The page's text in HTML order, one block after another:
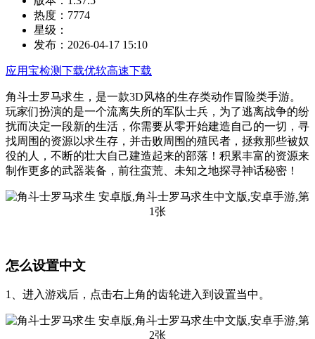
热度： 7774
星级：
发布： 2026-04-17 15:10
应用宝检测下载优软高速下载
角斗士罗马求生，是一款3D风格的生存类动作冒险类手游。
玩家们扮演的是一个流离失所的军队士兵，为了逃离战争的纷
扰而决定一段新的生活，你需要从零开始建造自己的一切，寻
找周围的资源以求生存，并击败周围的殖民者，拯救那些被奴
役的人，不断的壮大自己建造起来的部落！积累丰富的资源来
制作更多的武器装备，前往蛮荒、未知之地探寻神话秘密！
怎么设置中文
1、进入游戏后，点击右上角的齿轮进入到设置当中。